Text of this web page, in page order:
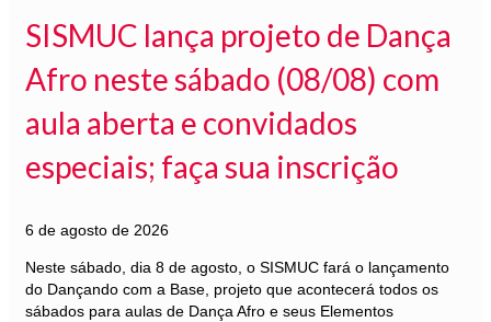
SISMUC lança projeto de Dança
Afro neste sábado (08/08) com
aula aberta e convidados
especiais; faça sua inscrição
6 de agosto de 2026
Neste sábado, dia 8 de agosto, o SISMUC fará o lançamento
do Dançando com a Base, projeto que acontecerá todos os
sábados para aulas de Dança Afro e seus Elementos